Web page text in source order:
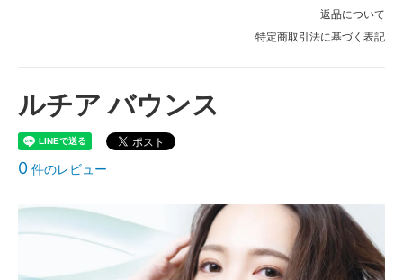
返品について
特定商取引法に基づく表記
ルチア バウンス
0 件のレビュー